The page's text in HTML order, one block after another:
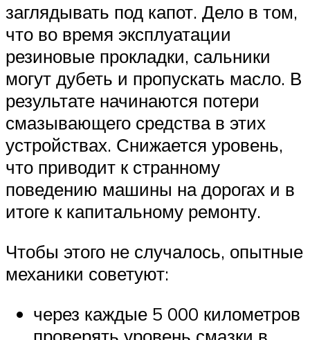
заглядывать под капот. Дело в том,
что во время эксплуатации
резиновые прокладки, сальники
могут дубеть и пропускать масло. В
результате начинаются потери
смазывающего средства в этих
устройствах. Снижается уровень,
что приводит к странному
поведению машины на дорогах и в
итоге к капитальному ремонту.
Чтобы этого не случалось, опытные
механики советуют:
через каждые 5 000 километров
проверять уровень смазки в